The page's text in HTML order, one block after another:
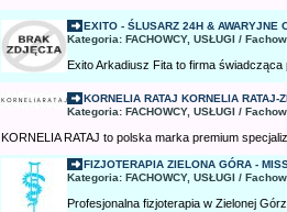
EXITO - ŚLUSARZ 24H & AWARYJNE
Kategoria: FACHOWCY, USŁUGI /
Exito Arkadiusz Fita to firma świadcząca
KORNELIA RATAJ KORNELIA RATAJ-
Kategoria: FACHOWCY, USŁUGI /
KORNELIA RATAJ to polska marka premium
FIZJOTERAPIA ZIELONA GÓRA -
Kategoria: FACHOWCY, USŁUGI /
Profesjonalna fizjoterapia w Zielonej